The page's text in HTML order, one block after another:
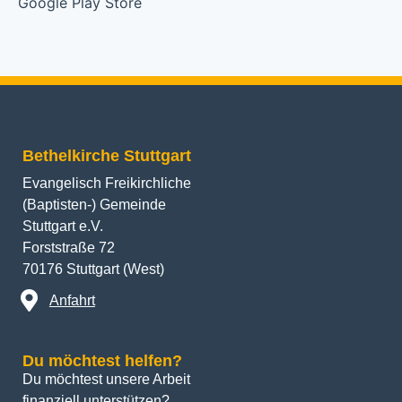
Bethelkirche Stuttgart
Evangelisch Freikirchliche
(Baptisten-) Gemeinde
Stuttgart e.V.
Forststraße 72
70176 Stuttgart (West)
Anfahrt
Du möchtest helfen?
Du möchtest unsere Arbeit